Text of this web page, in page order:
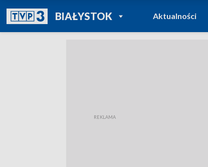
BIAŁYSTOKPOWRÓT DO
TVP REGIONY
Aktualności